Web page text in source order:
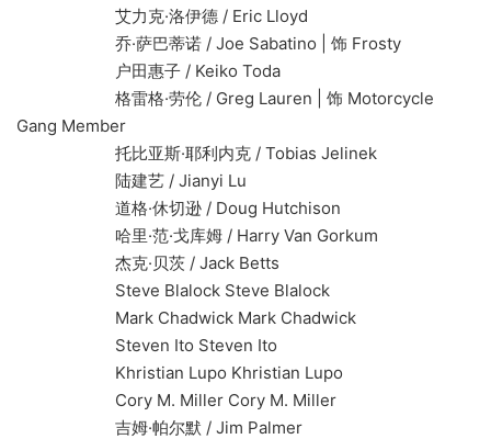
艾力克·洛伊德 / Eric Lloyd
乔·萨巴蒂诺 / Joe Sabatino | 饰 Frosty
户田惠子 / Keiko Toda
格雷格·劳伦 / Greg Lauren | 饰 Motorcycle
Gang Member
托比亚斯·耶利内克 / Tobias Jelinek
陆建艺 / Jianyi Lu
道格·休切逊 / Doug Hutchison
哈里·范·戈库姆 / Harry Van Gorkum
杰克·贝茨 / Jack Betts
Steve Blalock Steve Blalock
Mark Chadwick Mark Chadwick
Steven Ito Steven Ito
Khristian Lupo Khristian Lupo
Cory M. Miller Cory M. Miller
吉姆·帕尔默 / Jim Palmer